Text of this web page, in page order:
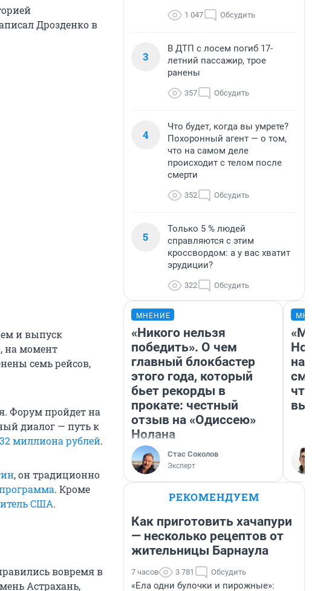
Дрозденко в
и выпуск
на момент
семь рейсов,
Форум пройдет на
диалог — путь к
миллиона рублей.
, он традиционно
. Кроме
США.
вовремя в
Астрахань,
1 047 Обсудить
3
В ДТП с лосем погиб 17-
летний пассажир, трое
ранены
357 Обсудить
4
Что будет, когда вы умрете?
Похоронный агент — о том,
что на самом деле
происходит с телом после
смерти
352 Обсудить
5
Только 5 % людей
справляются с этим
кроссвордом: а у вас хватит
эрудиции?
322 Обсудить
МНЕНИЕ
«Никого нельзя
победить». О чем
главный блокбастер
этого года, который
бьет рекорды в
прокате: честный
отзыв на «Одиссею»
Нолана
Стас Соколов
Эксперт
«Мы
РЕКОМЕНДУЕМ
Как приготовить хачапури
— несколько рецептов от
жительницы Барнаула
7 часов 3 781 Обсудить
«Ела одни булочки и пирожные»: